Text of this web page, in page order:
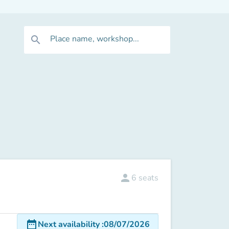
search Place name, workshop...
person 6 seats
date_rangeNext availability:08/07/2026